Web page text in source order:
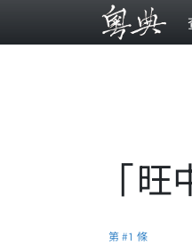
「旺
第 #1 條